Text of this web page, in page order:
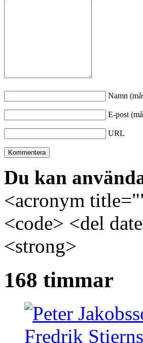
Namn
E-post
URL
Du kan
<acronym
<code> <del
<strong>
168 timmar